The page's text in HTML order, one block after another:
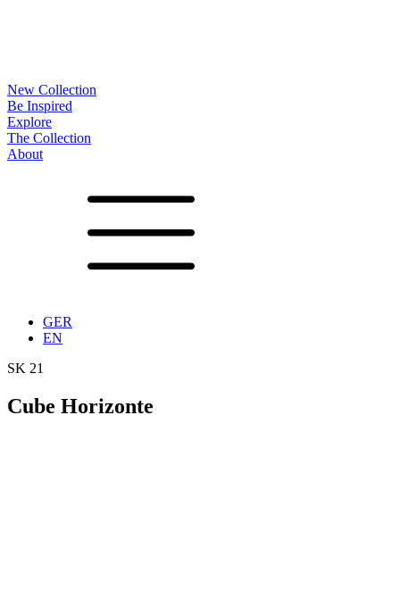
New Collection
Be Inspired
Explore
The Collection
About
SurfacesFramesOptions
ShowroomsContactDownloads
GER
EN
SK 21
Cube Horizonte